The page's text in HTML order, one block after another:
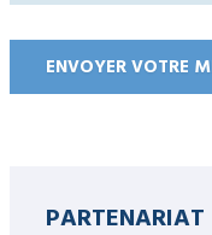
PARTENARIAT